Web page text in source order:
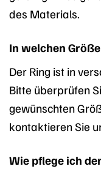
des Materials.
In welchen
Der Ring ist in
Bitte überprüfen
gewünschten
kontaktieren Sie
Wie pflege ich